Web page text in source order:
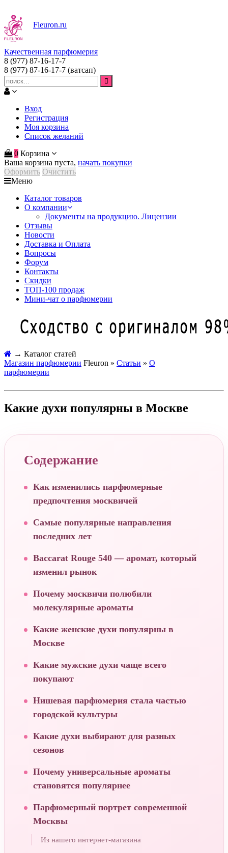
Fleuron.ru
Качественная парфюмерия
8 (977) 87-16-17-7
8 (977) 87-16-17-7 (ватсап)
Вход
Регистрация
Моя корзина
Список желаний
0 Корзина
Ваша корзина пуста, начать покупки
Оформить Очистить
Меню
Каталог товаров
О компании
Документы на продукцию. Лицензии
Отзывы
Новости
Доставка и Оплата
Вопросы
Форум
Контакты
Скидки
ТОП-100 продаж
Мини-чат о парфюмерии
→ Каталог статей
Магазин парфюмерии Fleuron » Статьи » О
парфюмерии
Какие духи популярны в Москве
Содержание
Как изменились парфюмерные
предпочтения москвичей
Самые популярные направления
последних лет
Baccarat Rouge 540 — аромат, который
изменил рынок
Почему москвичи полюбили
молекулярные ароматы
Какие женские духи популярны в
Москве
Какие мужские духи чаще всего
покупают
Нишевая парфюмерия стала частью
городской культуры
Какие духи выбирают для разных
сезонов
Почему универсальные ароматы
становятся популярнее
Парфюмерный портрет современной
Москвы
Из нашего интернет-магазина